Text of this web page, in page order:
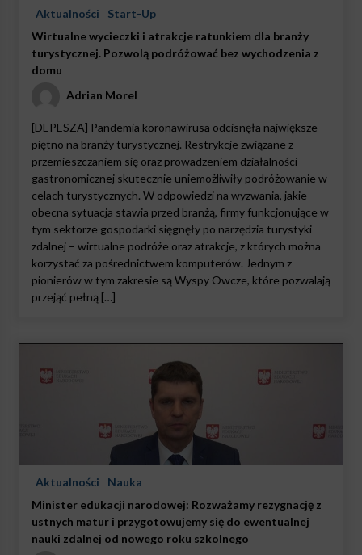
Aktualności
Start-Up
Wirtualne wycieczki i atrakcje ratunkiem dla branży
turystycznej. Pozwolą podróżować bez wychodzenia z
domu
Adrian Morel
[DEPESZA] Pandemia koronawirusa odcisnęła największe
piętno na branży turystycznej. Restrykcje związane z
przemieszczaniem się oraz prowadzeniem działalności
gastronomicznej skutecznie uniemożliwiły podróżowanie w
celach turystycznych. W odpowiedzi na wyzwania, jakie
obecna sytuacja stawia przed branżą, firmy funkcjonujące w
tym sektorze gospodarki sięgnęły po narzędzia turystyki
zdalnej – wirtualne podróże oraz atrakcje, z których można
korzystać za pośrednictwem komputerów. Jednym z
pionierów w tym zakresie są Wyspy Owcze, które pozwalają
przejąć pełną […]
Aktualności
Nauka
Minister edukacji narodowej: Rozważamy rezygnację z
ustnych matur i przygotowujemy się do ewentualnej
nauki zdalnej od nowego roku szkolnego